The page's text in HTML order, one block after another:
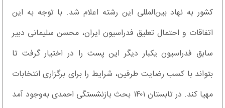
کشور به نهاد بین‌المللی این رشته اعلام شد. با توجه به این
اتفاقات و احتمال تعلیق فدراسیون ایران، محسن سلیمانی دبیر
سابق فدراسیون یکبار دیگر این پست را در اختیار گرفت تا
بتواند با کسب رضایت طرفین، شرایط را برای برگزاری انتخابات
مهیا کند. در تابستان ۱۴۰۱ بحث بازنشستگی احمدی به‌وجود آمد